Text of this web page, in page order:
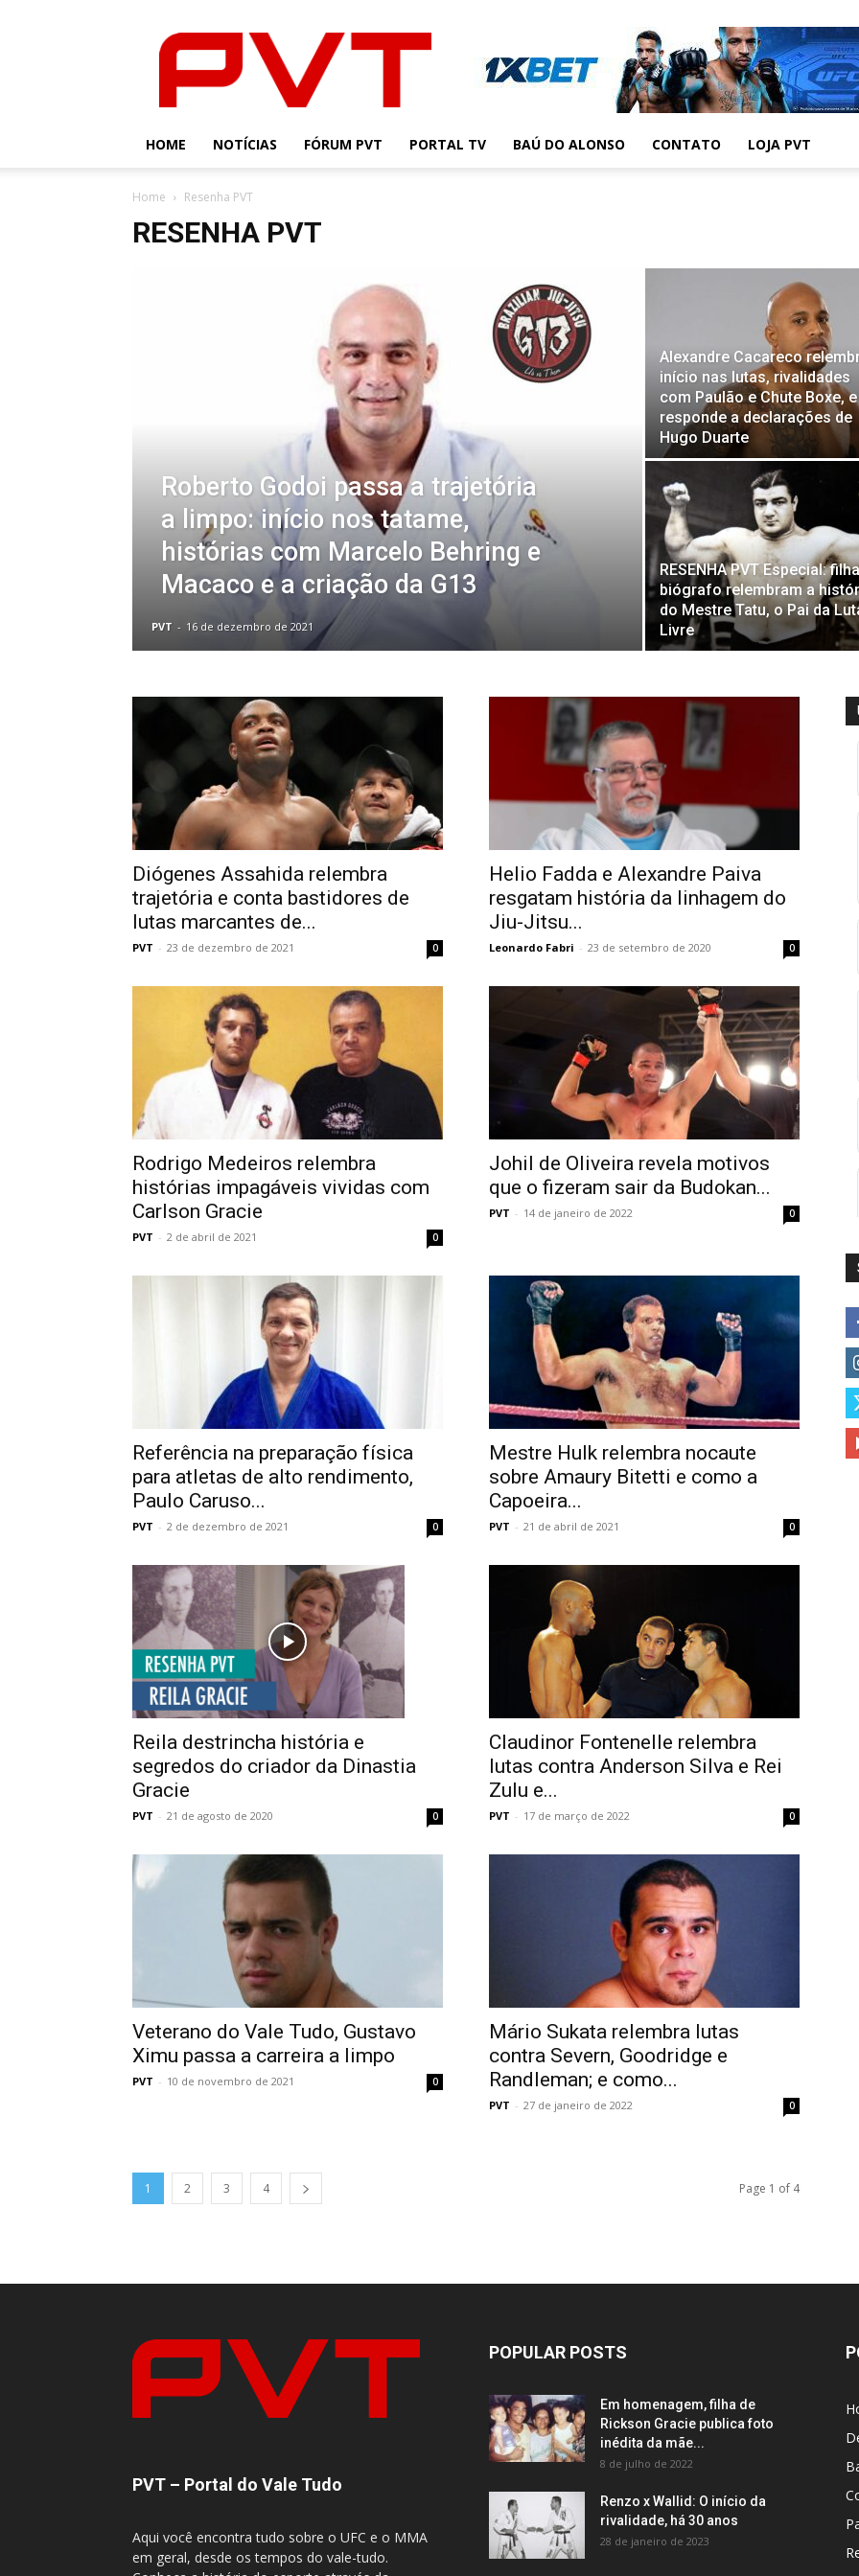
HOME NOTÍCIAS FÓRUM PVT PORTAL TV BAÚ DO ALONSO CONTATO LOJA PVT
Home Resenha PVT
RESENHA PVT
Roberto Godoi passa a trajetória
a limpo: início nos tatame,
histórias com Marcelo Behring e
Macaco e a criação da G13
PVT - 16 de dezembro de 2021
Alexandre Cacareco
início nas lutas, rivalidades
com Paulão e Chute Boxe, e
responde a declarações de
Hugo Duarte
RESENHA PVT Especial:
biógrafo relembram a
do Mestre Tatu, o Pai da
Livre
Diógenes Assahida relembra
trajetória e conta bastidores de
lutas marcantes de...
PVT - 23 de dezembro de 2021 0
Helio Fadda e Alexandre Paiva
resgatam história da linhagem do
Jiu-Jitsu...
Leonardo Fabri - 23 de setembro de 2020 0
Rodrigo Medeiros relembra
histórias impagáveis vividas com
Carlson Gracie
PVT - 2 de abril de 2021 0
Johil de Oliveira revela motivos
que o fizeram sair da Budokan...
PVT - 14 de janeiro de 2022 0
Referência na preparação física
para atletas de alto rendimento,
Paulo Caruso...
PVT - 2 de dezembro de 2021 0
Mestre Hulk relembra nocaute
sobre Amaury Bitetti e como a
Capoeira...
PVT - 21 de abril de 2021 0
Reila destrincha história e
segredos do criador da Dinastia
Gracie
PVT - 21 de agosto de 2020 0
Claudinor Fontenelle relembra
lutas contra Anderson Silva e Rei
Zulu e...
PVT - 17 de março de 2022 0
Veterano do Vale Tudo, Gustavo
Ximu passa a carreira a limpo
PVT - 10 de novembro de 2021 0
Mário Sukata relembra lutas
contra Severn, Goodridge e
Randleman; e como...
PVT - 27 de janeiro de 2022 0
1 2 3 4 Page 1 of 4
PVT – Portal do Vale Tudo
Aqui você encontra tudo sobre o UFC e o MMA
em geral, desde os tempos do vale-tudo.
POPULAR POSTS
Em homenagem, filha de
Rickson Gracie publica foto
inédita da mãe...
8 de julho de 2022
Renzo x Wallid: O início da
rivalidade, há 30 anos
28 de janeiro de 2023